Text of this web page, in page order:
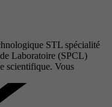
STL spécialité
Laboratoire (SPCL)
scientifique. Vous